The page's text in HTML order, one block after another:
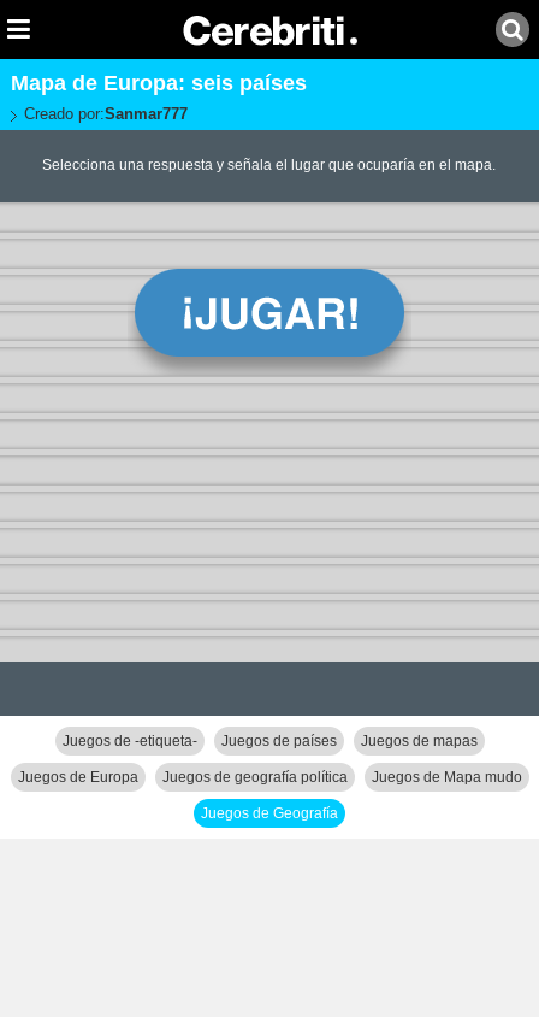
Mapa de Europa: seis países
Creado por:Sanmar777
Selecciona una respuesta y señala el lugar que ocuparía en el mapa.
Juegos de -etiqueta- Juegos de países Juegos de mapas
Juegos de Europa Juegos de geografía política Juegos de Mapa mudo
Juegos de Geografía